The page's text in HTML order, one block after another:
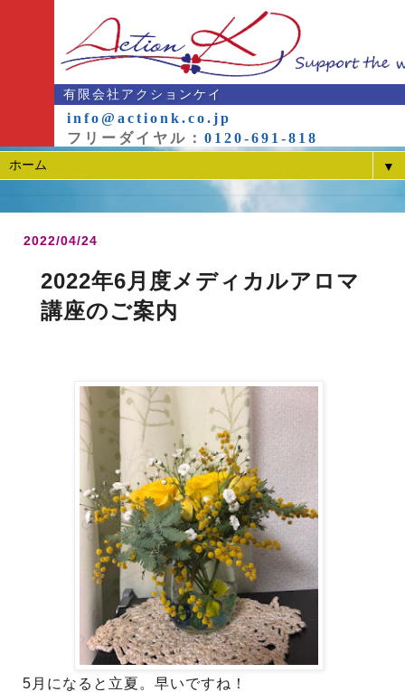
有限会社アクションケイ
info@actionk.co.jp
フリーダイヤル： 0120-691-818
▼
2022/04/24
2022年6月度メディカルアロマ
講座のご案内
5月になると立夏。早いですね！